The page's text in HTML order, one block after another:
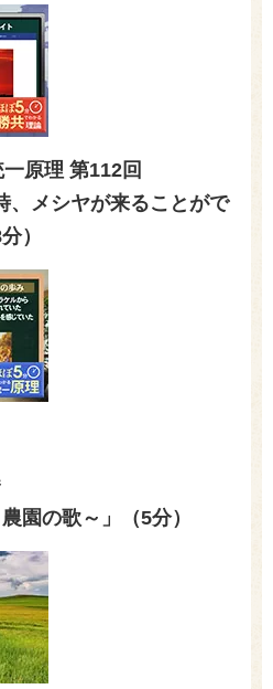
原理 第112回
、メシヤが来ることがで
）
園の歌～」（5分）